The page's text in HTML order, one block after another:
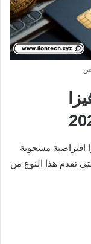
مشحونة
التي تقدم هذا النوع من